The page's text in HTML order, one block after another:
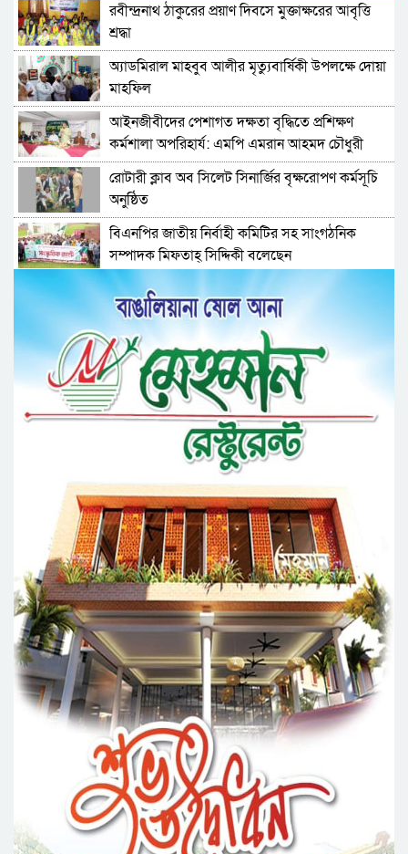
রবীন্দ্রনাথ ঠাকুরের প্রয়াণ দিবসে মুক্তাক্ষরের আবৃত্তি
শ্রদ্ধা
অ্যাডমিরাল মাহবুব আলীর মৃত্যুবার্ষিকী উপলক্ষে দোয়া
মাহফিল
‎আইনজীবীদের পেশাগত দক্ষতা বৃদ্ধিতে প্রশিক্ষণ
কর্মশালা অপরিহার্য: এমপি এমরান আহমদ চৌধুরী
রোটারী ক্লাব অব সিলেট সিনার্জির বৃক্ষরোপণ কর্মসূচি
অনুষ্ঠিত
বিএনপির জাতীয় নির্বাহী কমিটির সহ সাংগঠনিক
সম্পাদক মিফতাহ্ সিদ্দিকী বলেছেন
সিলেট জেলা জামায়াতে ইসলামীর এ্যাসিস্ট্যান্ট
সেক্রেটারী অধ্যক্ষ নজরুল ইসলাম বলেছেন
সিলেটে গ্যাস সংকট নিয়ে যা বলল জালালাবাদ
প্রতিষ্ঠার এক বছর: গবেষণা, অর্জন ও অঙ্গীকারে নতুন
দিগন্তে মেট্রোপলিটন ইউনিভার্সিটি রিসার্চ সোসাইটি
জেলা পরিষদের প্রশাসক আবুল কাহের চৌধুরী জুলাই
স্মৃতিস্তম্ভে শ্রদ্ধা নিবেদন
সিলেট মহানগর ছাত্রশিবিরের মিছিল সম্পন্ন
ধরিত্রী রক্ষায় আমরা’র উদ্যোগে সিলেটে বৃক্ষ রোপনের
কর্মসূচি পালন
সিলেটে সড়ক দু*র্ঘ*ট*নায় প্রাণ গেল যুবকের
নর্থ ইস্ট ইউনিভার্সিটিতে রচনা ও আবৃত্তি
প্রতিযোগিতার পুরষ্কার বিতরণী অনুষ্ঠিত
সিকৃবি’তে জুলাই গণ-অভ্যুত্থান দিবস উপলক্ষে
বৃক্ষরোপণ কর্মসুচি পালন
রসময় মেমোরিয়াল উচ্চ বিদ্যালয়ের নতুন ভবনের
উদ্বোধন করলেন মন্ত্রী মুক্তাদির